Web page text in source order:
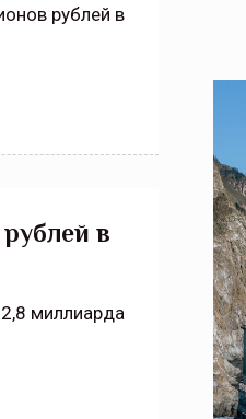
рублей в
в
миллиарда